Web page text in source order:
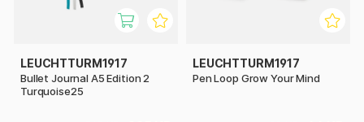
LEUCHTTURM1917
Bullet Journal A5 Edition 2
Turquoise25
LEUCHTTURM1917
Pen Loop Grow Your Mind